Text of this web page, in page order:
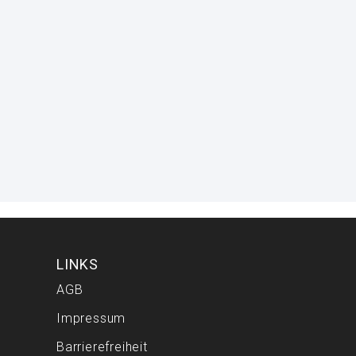
LINKS
AGB
Impressum
Barrierefreiheit